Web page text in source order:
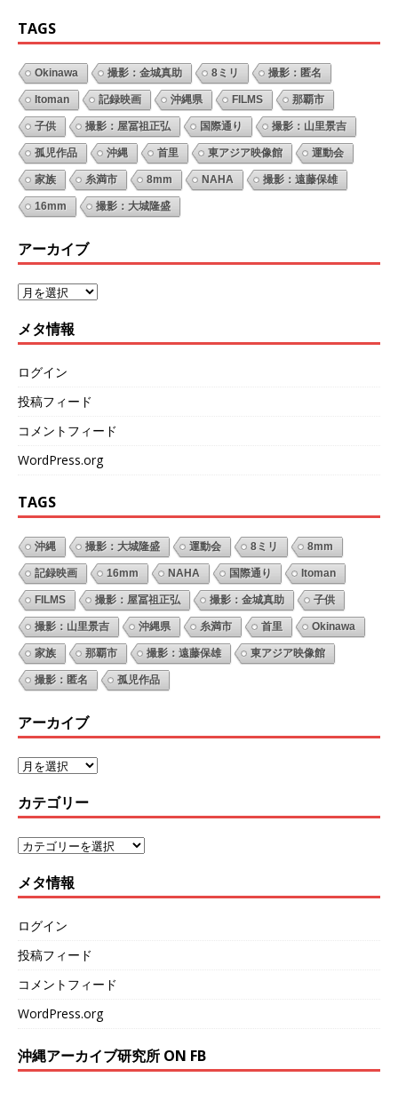
TAGS
Okinawa 撮影：金城真助 8ミリ 撮影：匿名
Itoman 記録映画 沖縄県 FILMS 那覇市
子供 撮影：屋冨祖正弘 国際通り 撮影：山里景吉
孤児作品 沖縄 首里 東アジア映像館 運動会
家族 糸満市 8mm NAHA 撮影：遠藤保雄
16mm 撮影：大城隆盛
アーカイブ
メタ情報
ログイン
投稿フィード
コメントフィード
WordPress.org
TAGS
沖縄 撮影：大城隆盛 運動会 8ミリ 8mm
記録映画 16mm NAHA 国際通り Itoman
FILMS 撮影：屋冨祖正弘 撮影：金城真助 子供
撮影：山里景吉 沖縄県 糸満市 首里 Okinawa
家族 那覇市 撮影：遠藤保雄 東アジア映像館
撮影：匿名 孤児作品
アーカイブ
カテゴリー
メタ情報
ログイン
投稿フィード
コメントフィード
WordPress.org
沖縄アーカイブ研究所 ON FB